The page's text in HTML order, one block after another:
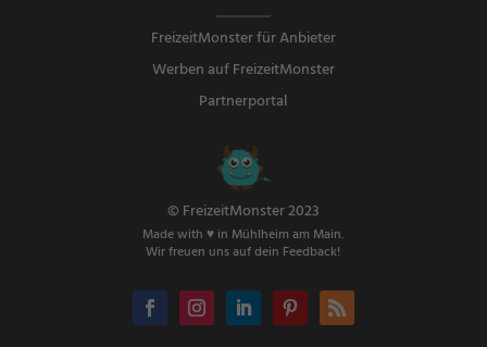
FreizeitMonster für Anbieter
Werben auf FreizeitMonster
Partnerportal
© FreizeitMonster 2023
Made with ♥ in Mühlheim am Main.
Wir freuen uns auf dein Feedback!